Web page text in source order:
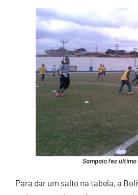
Sampaio fez
Para dar um salto na tabela, a